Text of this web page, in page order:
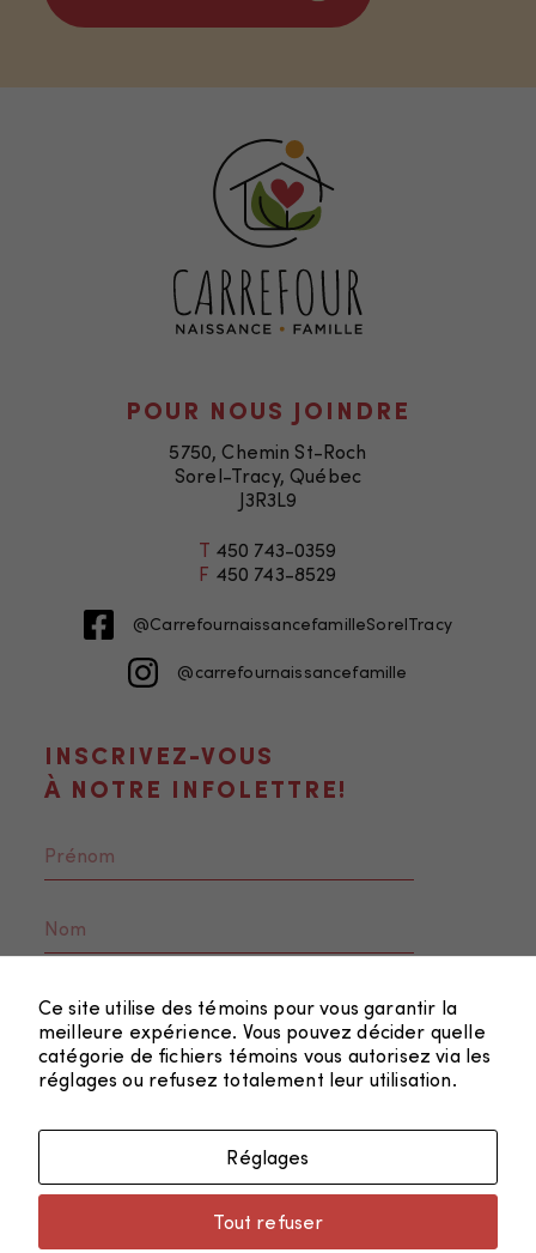
POUR NOUS JOINDRE
5750, Chemin St-Roch
Sorel-Tracy, Québec
J3R3L9
T 450 743-0359
F 450 743-8529
@CarrefournaissancefamilleSorelTracy
@carrefournaissancefamille
INSCRIVEZ-VOUS
À NOTRE INFOLETTRE!
FAIRE UN DON
Ce site utilise des témoins pour vous garantir la
meilleure expérience. Vous pouvez décider quelle
catégorie de fichiers témoins vous autorisez via les
réglages ou refusez totalement leur utilisation.
Réglages
Tout refuser
Nécessaire
Ces fichiers
témoins ne
facultatifs. Ils
sont
du site Web.
Statistiques
puissions
améliorer la
et la
structure du
site Web est
utilisé.
votre intérêt
comportement
lorsque vous
visitez notre
site, vous
chances de
voir du